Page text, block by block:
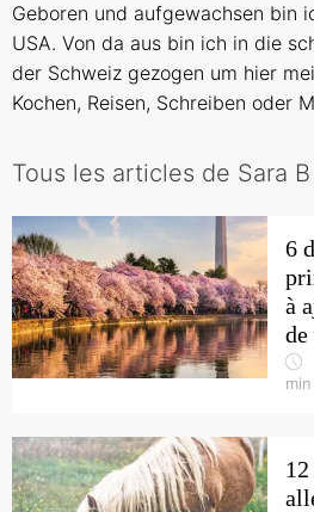
Rejoignez nos équipes
Geboren und aufgewachsen bin
USA. Von da aus bin ich in die
der Schweiz gezogen um hier
Kochen, Reisen, Schreiben oder
Tous les articles de Sara B
6
à
de
min